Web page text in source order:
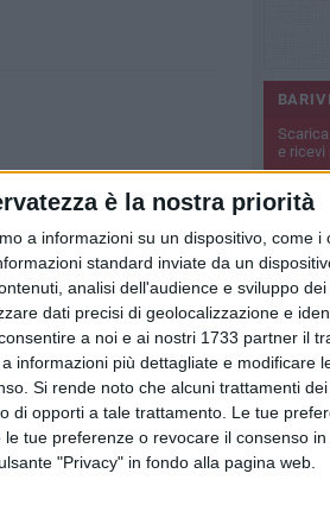
è la nostra priorità
a informazioni su un dispositivo, come i
standard inviate da un
analisi dell'audience e sviluppo dei
dati precisi di geolocalizzazione e
a noi e ai nostri 1733 partner il
informazioni più dettagliate e modificare
Si rende noto che alcuni trattamenti
di opporti a tale trattamento. Le tue
tue preferenze o revocare il consenso
"Privacy" in fondo alla pagina web.
e ricevi